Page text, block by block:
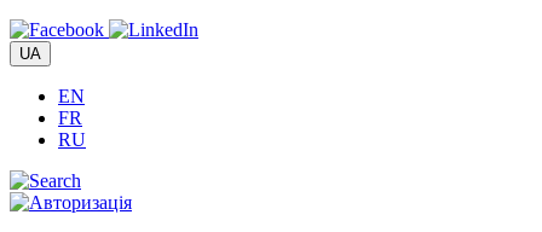
UA
EN
FR
RU